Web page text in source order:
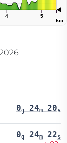
4 5
km
0g 24m 20s
0g 24m 22s